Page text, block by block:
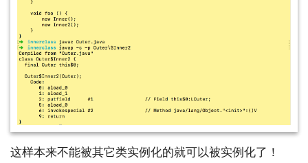
这样本来不能被其它类实例化的就可以被实例化了！